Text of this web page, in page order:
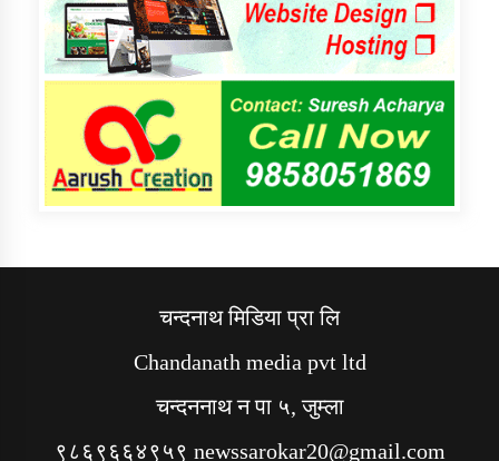
चन्दनाथ मिडिया प्रा लि
Chandanath media pvt ltd
चन्दननाथ न पा ५, जुम्ला
९८६९६६४९५९ newssarokar20@gmail.com